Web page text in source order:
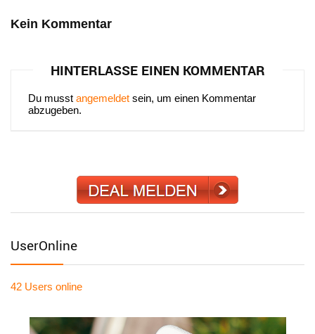
Kein Kommentar
HINTERLASSE EINEN KOMMENTAR
Du musst angemeldet sein, um einen Kommentar
abzugeben.
UserOnline
42 Users online